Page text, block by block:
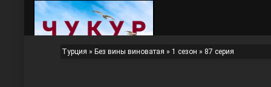
Турция » Без вины виноватая » 1 сезон » 87 серия